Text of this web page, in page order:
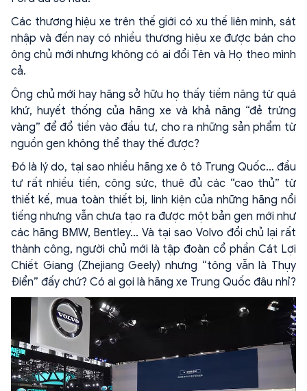
Các thương hiệu xe trên thế giới có xu thế liên minh, sát
nhập và đến nay có nhiều thương hiệu xe được bán cho
ông chủ mới nhưng không có ai đổi Tên và Họ theo mình
cả.
Ông chủ mới hay hãng sở hữu họ thấy tiềm năng từ quá
khứ, huyết thống của hãng xe và khả năng “đẻ trứng
vàng” để đổ tiền vào đầu tư, cho ra những sản phẩm từ
nguồn gen không thể thay thế được?
Đó là lý do, tại sao nhiều hãng xe ô tô Trung Quốc... đầu
tư rất nhiều tiền, công sức, thuê đủ các “cao thủ” từ
thiết kế, mua toàn thiết bị, linh kiện của những hãng nổi
tiếng nhưng vẫn chưa tạo ra được một bản gen mới như
các hãng BMW, Bentley... Và tại sao Volvo đổi chủ lại rất
thành công, người chủ mới là tập đoàn cổ phần Cát Lợi
Chiết Giang (Zhejiang Geely) nhưng “tông vẫn là Thụy
Điển” đấy chứ? Có ai gọi là hãng xe Trung Quốc đâu nhỉ?